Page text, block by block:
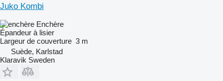
Juko Kombi
Enchère
Épandeur à lisier
Largeur de couverture 3 m
Suède, Karlstad
Klaravik Sweden